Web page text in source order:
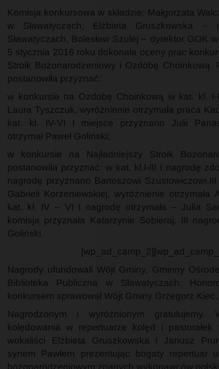
Komisja konkursowa w składzie: Małgorzata
w Sławatyczach, Elżbieta Gruszkowska –
Sławatyczach, Bolesław Szulej – dyrektor GOK
5 stycznia 2016 roku dokonała oceny prac
Stroik Bożonarodzeniowy i Ozdobę Choinkową.
postanowiła przyznać:
w konkursie na Ozdobę Choinkową w kat. kl. I-
Laura Tyszczuk, wyróżnienie otrzymała praca
kat. kl. IV-VI I miejsce przyznano Julii
otrzymał Paweł Goliński;
w konkursie na Najładniejszy Stroik
postanowiła przyznać: w kat. kl.I-III I nagrodę
nagrodę przyznano Bartoszowi
Gabrieli Korzeniewskiej, wyróżnienie otrzymała
kat. kl. IV – VI I nagrodę otrzymała – Julia
komisja przyznała Katarzynie Sobieraj, III
Goliński.
Nagrody ufundowali Wójt Gminy, Gminny
Biblioteka Publiczna w Sławatyczach.
konkursem sprawował Wójt Gminy Grzegorz Kiec.
Nagrodzonym i wyróżnionym gratulujemy.
kolędowania w repertuarze kolęd i pastorałek
wokaliści Elżbieta Gruszkowska i Janusz
synem Pawłem prezentując bogaty repertuar
bożonarodzeniowym znanych wykonawców